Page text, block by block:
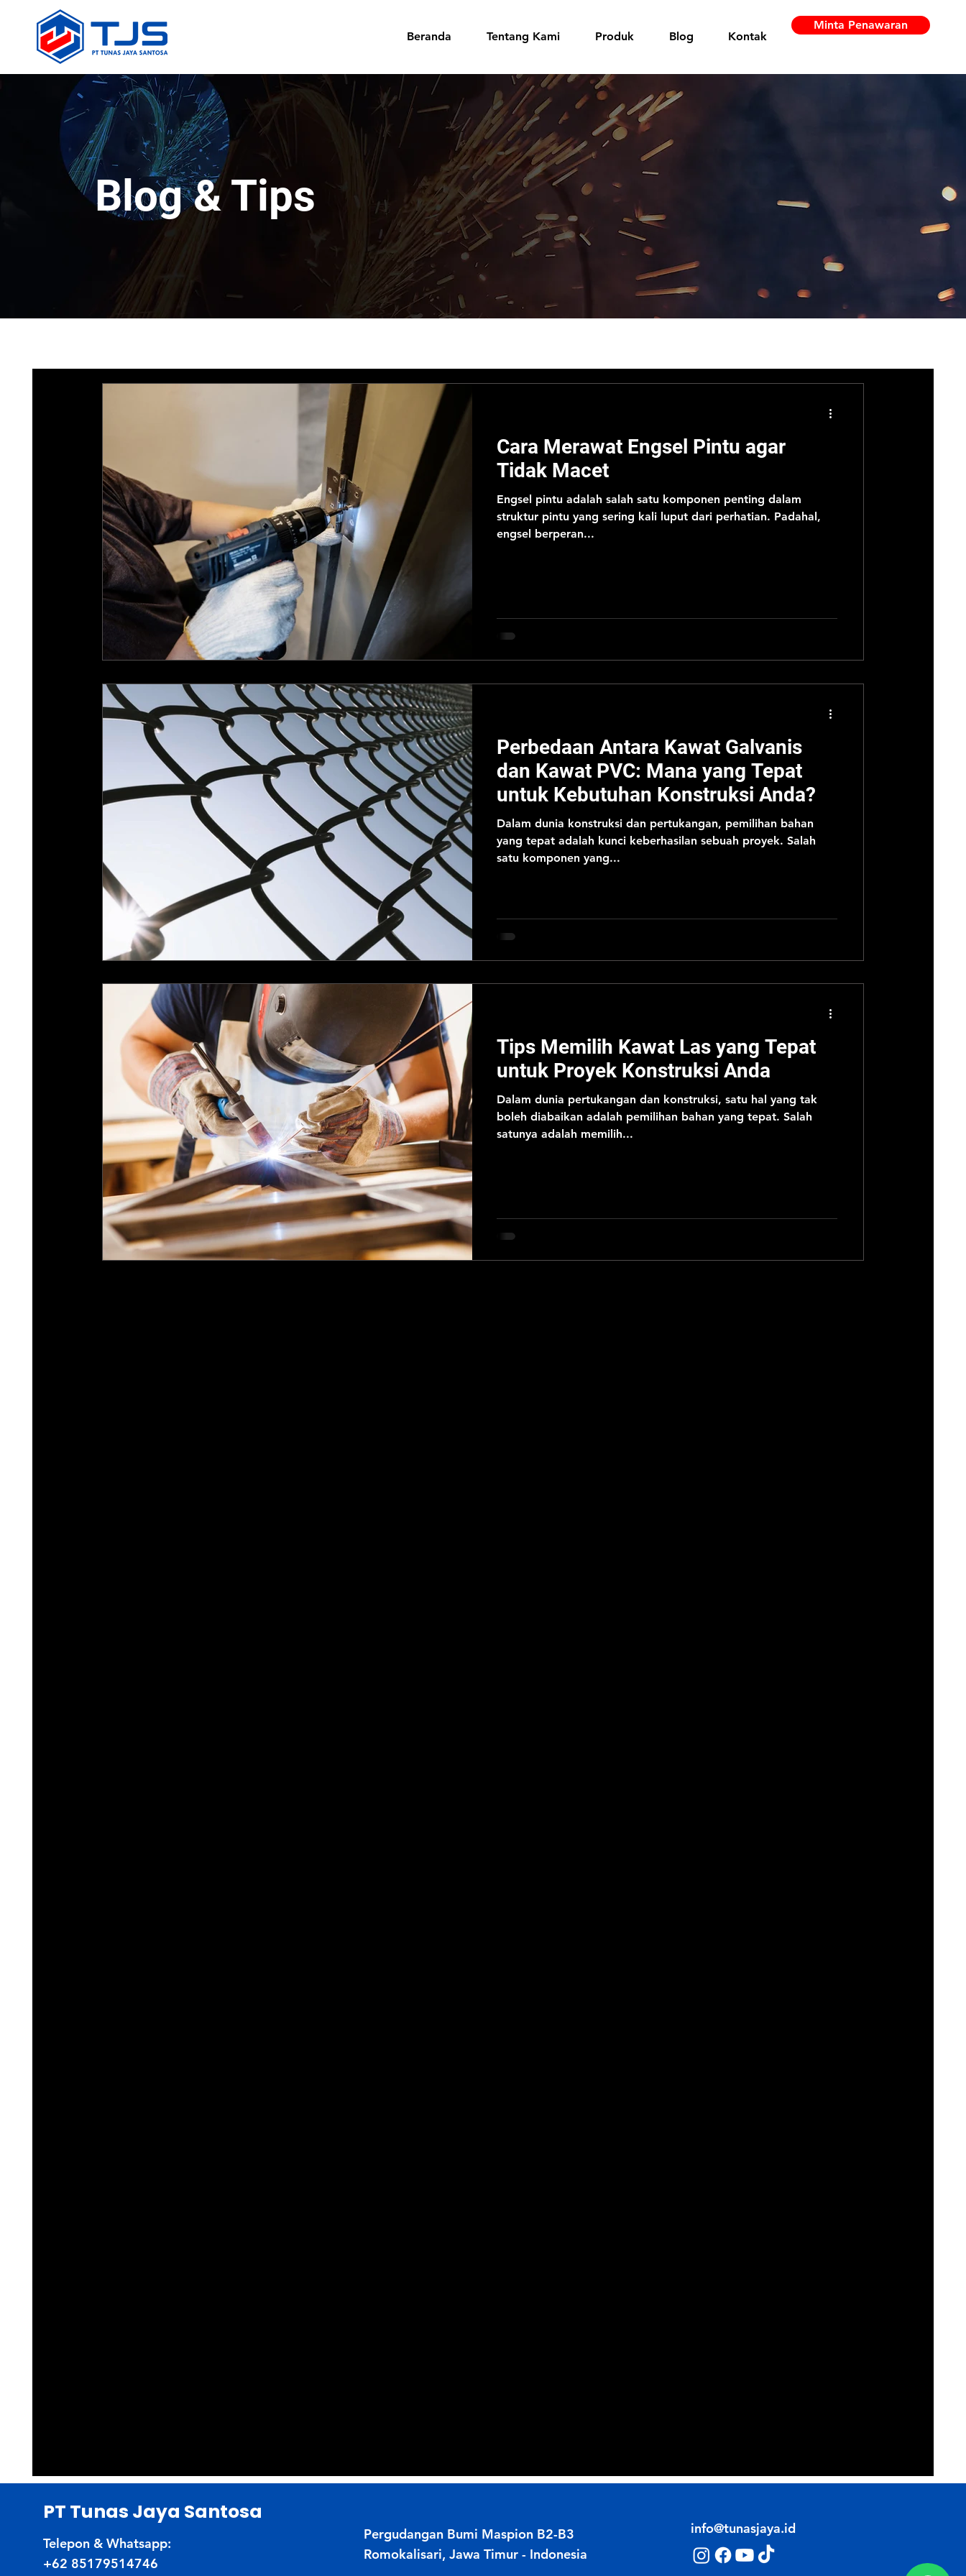
Beranda Tentang Kami Produk Blog Kontak
Minta Penawaran
Blog & Tips
Cara Merawat Engsel Pintu agar
Tidak Macet
Engsel pintu adalah salah satu komponen penting dalam
struktur pintu yang sering kali luput dari perhatian. Padahal,
engsel berperan...
Perbedaan Antara Kawat Galvanis
dan Kawat PVC: Mana yang Tepat
untuk Kebutuhan Konstruksi Anda?
Dalam dunia konstruksi dan pertukangan, pemilihan bahan
yang tepat adalah kunci keberhasilan sebuah proyek. Salah
satu komponen yang...
Tips Memilih Kawat Las yang Tepat
untuk Proyek Konstruksi Anda
Dalam dunia pertukangan dan konstruksi, satu hal yang tak
boleh diabaikan adalah pemilihan bahan yang tepat. Salah
satunya adalah memilih...
PT Tunas Jaya Santosa
Telepon & Whatsapp:
+62 85179514746
Pergudangan Bumi Maspion B2-B3
Romokalisari, Jawa Timur - Indonesia
info@tunasjaya.id